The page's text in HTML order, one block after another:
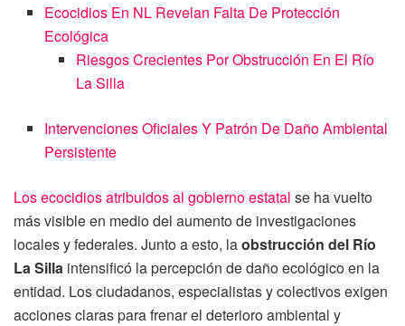
Ecocidios En NL Revelan Falta De Protección
Ecológica
Riesgos Crecientes Por Obstrucción En El Río
La Silla
Intervenciones Oficiales Y Patrón De Daño Ambiental
Persistente
Los ecocidios atribuidos al gobierno estatal se ha vuelto
más visible en medio del aumento de investigaciones
locales y federales. Junto a esto, laobstrucción del Río
La Silla intensificó la percepción de daño ecológico en la
entidad. Los ciudadanos, especialistas y colectivos exigen
acciones claras para frenar el deterioro ambiental y